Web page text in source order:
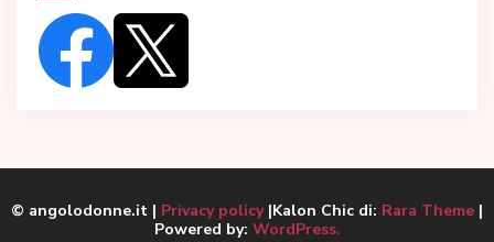
© angolodonne.it | Privacy policy |Kalon Chic di: Rara Theme |
Powered by: WordPress.